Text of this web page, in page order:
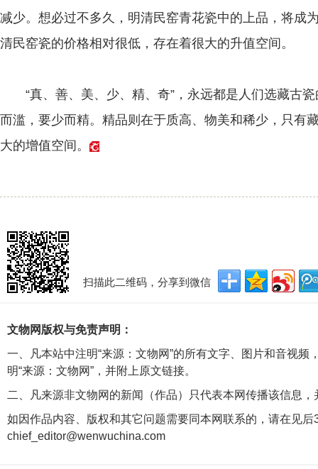
减少。想必过不多久，明清民窑青花瓷中的上品，将成
清民窑瓷的价格相对很低，存在着很大的升值空间。
“真、善、美、少、精、奇”，永远都是人们选藏古瓷
而滥，要少而精。精品则在于质高、物美和稀少，只有
大的增值空间。
扫描此二维码，分享到微信
文物网版权与免责声明：
一、凡本站中注明“来源：文物网”的所有文字、图片和音视
明“来源：文物网”，并附上原文链接。
二、凡来源非文物网的新闻（作品）只代表本网传播该信息
如因作品内容、版权和其它问题需要同本网联系的，请在见后
chief_editor@wenwuchina.com